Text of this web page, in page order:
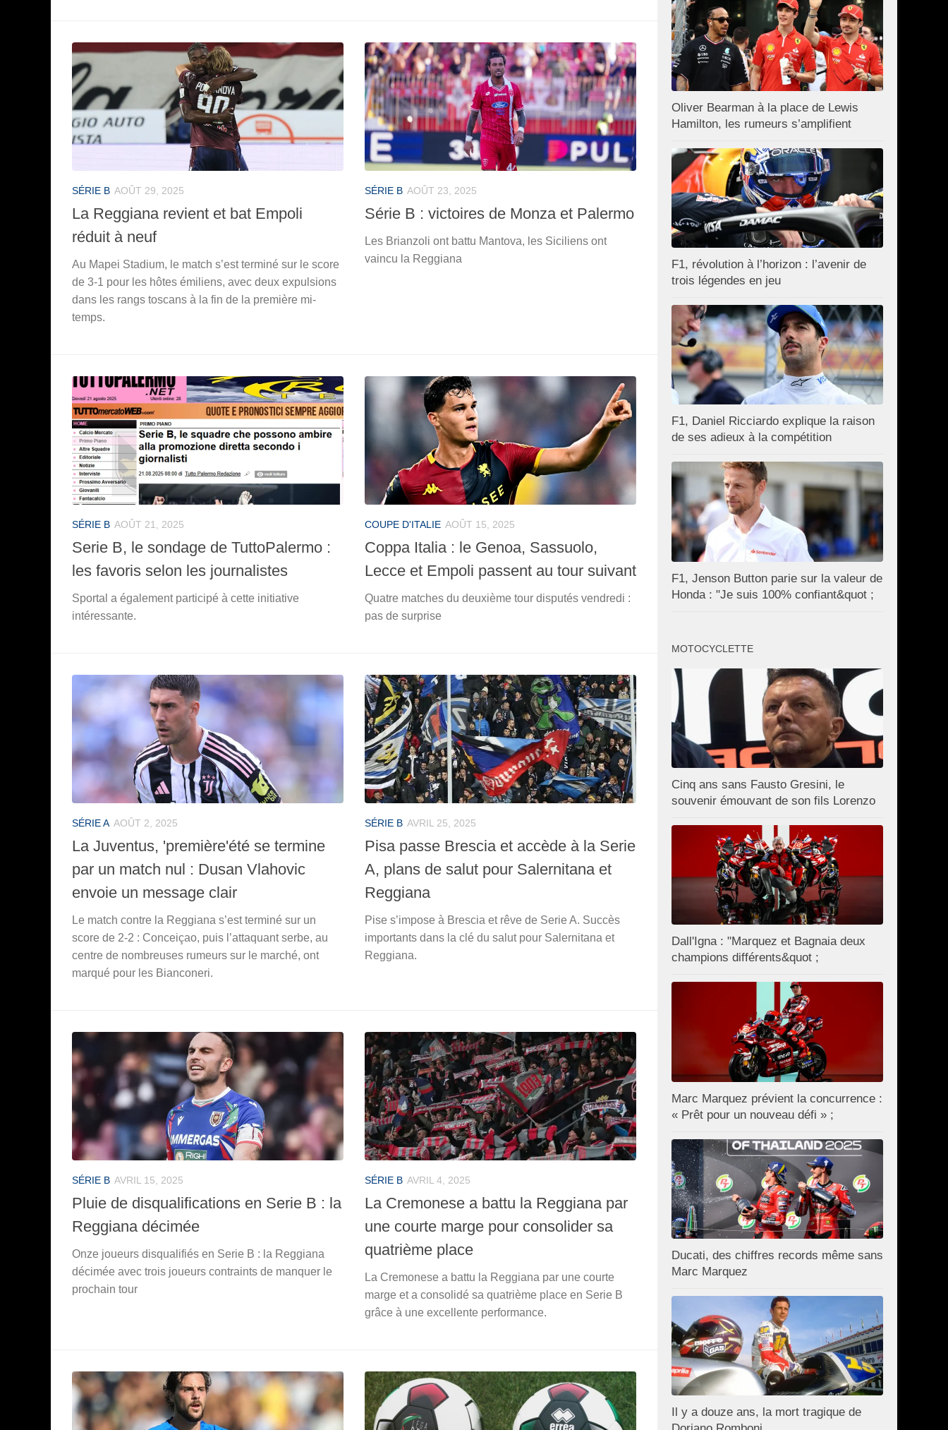
SÉRIE B AOÛT 29, 2025
La Reggiana revient et bat Empoli
réduit à neuf
Au Mapei Stadium, le match s’est terminé sur le score
de 3-1 pour les hôtes émiliens, avec deux expulsions
dans les rangs toscans à la fin de la première mi-
temps.
SÉRIE B AOÛT 23, 2025
Série B : victoires de Monza et Palermo
Les Brianzoli ont battu Mantova, les Siciliens ont
vaincu la Reggiana
SÉRIE B AOÛT 21, 2025
Serie B, le sondage de TuttoPalermo :
les favoris selon les journalistes
Sportal a également participé à cette initiative
intéressante.
COUPE D'ITALIE AOÛT 15, 2025
Coppa Italia : le Genoa, Sassuolo,
Lecce et Empoli passent au tour suivant
Quatre matches du deuxième tour disputés vendredi :
pas de surprise
SÉRIE A AOÛT 2, 2025
La Juventus, 'première'été se termine
par un match nul : Dusan Vlahovic
envoie un message clair
Le match contre la Reggiana s’est terminé sur un
score de 2-2 : Conceiçao, puis l’attaquant serbe, au
centre de nombreuses rumeurs sur le marché, ont
marqué pour les Bianconeri.
SÉRIE B AVRIL 25, 2025
Pisa passe Brescia et accède à la Serie
A, plans de salut pour Salernitana et
Reggiana
Pise s’impose à Brescia et rêve de Serie A. Succès
importants dans la clé du salut pour Salernitana et
Reggiana.
SÉRIE B AVRIL 15, 2025
Pluie de disqualifications en Serie B : la
Reggiana décimée
Onze joueurs disqualifiés en Serie B : la Reggiana
décimée avec trois joueurs contraints de manquer le
prochain tour
SÉRIE B AVRIL 4, 2025
La Cremonese a battu la Reggiana par
une courte marge pour consolider sa
quatrième place
La Cremonese a battu la Reggiana par une courte
marge et a consolidé sa quatrième place en Serie B
grâce à une excellente performance.
Oliver Bearman à la place de Lewis
Hamilton, les rumeurs s’amplifient
F1, révolution à l’horizon : l’avenir de
trois légendes en jeu
F1, Daniel Ricciardo explique la raison
de ses adieux à la compétition
F1, Jenson Button parie sur la valeur de
Honda : "Je suis 100% confiant&quot ;
MOTOCYCLETTE
Cinq ans sans Fausto Gresini, le
souvenir émouvant de son fils Lorenzo
Dall'Igna : "Marquez et Bagnaia deux
champions différents&quot ;
Marc Marquez prévient la concurrence :
« Prêt pour un nouveau défi » ;
Ducati, des chiffres records même sans
Marc Marquez
Il y a douze ans, la mort tragique de